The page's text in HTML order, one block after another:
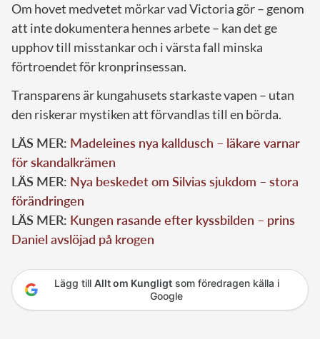
Om hovet medvetet mörkar vad Victoria gör – genom
att inte dokumentera hennes arbete – kan det ge
upphov till misstankar och i värsta fall minska
förtroendet för kronprinsessan.
Transparens är kungahusets starkaste vapen – utan
den riskerar mystiken att förvandlas till en börda.
LÄS MER: Madeleines nya kalldusch – läkare varnar
för skandalkrämen
LÄS MER: Nya beskedet om Silvias sjukdom – stora
förändringen
LÄS MER: Kungen rasande efter kyssbilden – prins
Daniel avslöjad på krogen
Lägg till Allt om Kungligtsom föredragen källa i
Google